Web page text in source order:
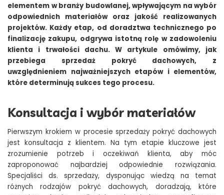
elementem w branży budowlanej, wpływającym na wybór
odpowiednich materiałów oraz jakość realizowanych
projektów. Każdy etap, od doradztwa technicznego po
finalizację zakupu, odgrywa istotną rolę w zadowoleniu
klienta i trwałości dachu. W artykule omówimy, jak
przebiega sprzedaż pokryć dachowych, z
uwzględnieniem najważniejszych etapów i elementów,
które determinują sukces tego procesu.
Konsultacja i wybór materiałów
Pierwszym krokiem w procesie sprzedaży pokryć dachowych
jest konsultacja z klientem. Na tym etapie kluczowe jest
zrozumienie potrzeb i oczekiwań klienta, aby móc
zaproponować najbardziej odpowiednie rozwiązania.
Specjaliści ds. sprzedaży, dysponując wiedzą na temat
różnych rodzajów pokryć dachowych, doradzają, które